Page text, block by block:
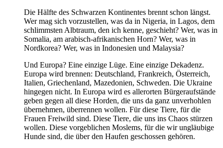
Die Hälfte des Schwarzen Kontinentes brennt schon längst.
Wer mag sich vorzustellen, was da in Nigeria, in Lagos, dem
schlimmsten Albtraum, den ich kenne, geschieht? Wer, was in
Somalia, am arabisch-afrikanischen Horn? Wer, was in
Nordkorea? Wer, was in Indonesien und Malaysia?
Und Europa? Eine einzige Lüge. Eine einzige Dekadenz.
Europa wird brennen: Deutschland, Frankreich, Österreich,
Italien, Griechenland, Mazedonien, Schweden. Die Ukraine
hingegen nicht. In Europa wird es allerorten Bürgeraufstände
geben gegen all diese Horden, die uns da ganz unverhohlen
übernehmen, überrennen wollen. Für diese Tiere, für die
Frauen Freiwild sind. Diese Tiere, die uns ins Chaos stürzen
wollen. Diese vorgeblichen Moslems, für die wir ungläubige
Hunde sind, die über den Haufen geschossen gehören.